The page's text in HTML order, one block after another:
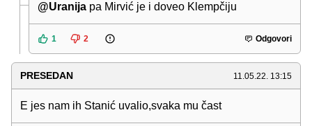
@Uranija pa Mirvić je i doveo Klempčiju
1 2 Odgovori
PRESEDAN 11.05.22. 13:15
E jes nam ih Stanić uvalio,svaka mu čast